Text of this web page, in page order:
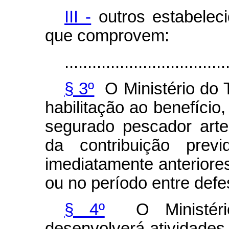
III - outros
que comprovem:
§ 3º O Ministério do
habilitação ao
segurado pescador
da contribuição
imediatamente
ou no período entre
§ 4ºO Ministério